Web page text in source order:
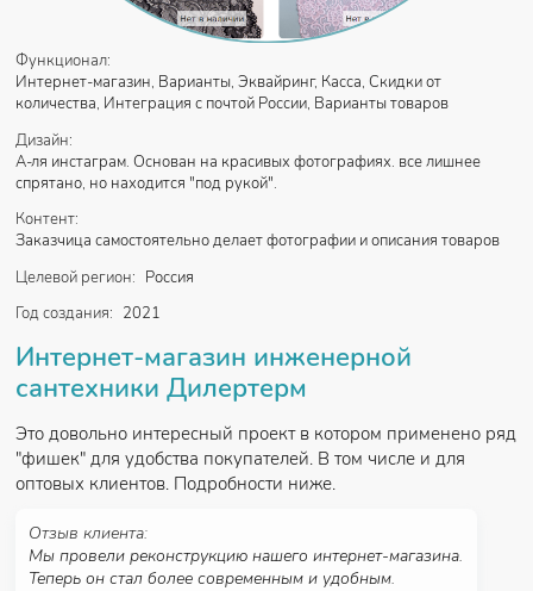
Функционал:
Интернет-магазин, Варианты, Эквайринг, Касса, Скидки от
количества, Интеграция с почтой России, Варианты товаров
Дизайн:
А-ля инстаграм. Основан на красивых фотографиях. все лишнее
спрятано, но находится "под рукой".
Контент:
Заказчица самостоятельно делает фотографии и описания товаров
Целевой регион: Россия
Год создания: 2021
Интернет-магазин инженерной
сантехники Дилертерм
Это довольно интересный проект в котором применено ряд
"фишек" для удобства покупателей. В том числе и для
оптовых клиентов. Подробности ниже.
Отзыв клиента:
Мы провели реконструкцию нашего интернет-магазина.
Теперь он стал более современным и удобным.